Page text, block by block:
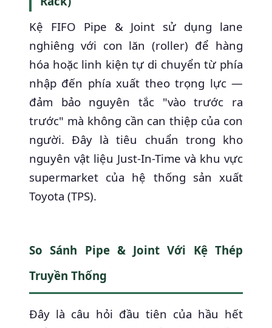
Kệ FIFO Pipe & Joint sử dụng lane
nghiêng với con lăn (roller) để hàng
hóa hoặc linh kiện tự di chuyển từ phía
nhập đến phía xuất theo trọng lực —
đảm bảo nguyên tắc "vào trước ra
trước" mà không cần can thiệp của con
người. Đây là tiêu chuẩn trong kho
nguyên vật liệu Just-In-Time và khu vực
supermarket của hệ thống sản xuất
Toyota (TPS).
So Sánh Pipe & Joint Với Kệ Thép
Truyền Thống
Đây là câu hỏi đầu tiên của hầu hết